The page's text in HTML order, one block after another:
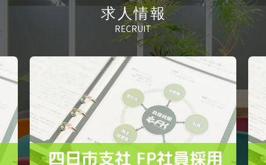
求人情報
RECRUIT